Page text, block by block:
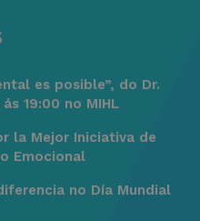
es posible”, do Dr.
19:00 no MIHL
la Mejor Iniciativa de
Emocional
no Día Mundial